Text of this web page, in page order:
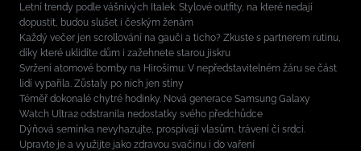
Letní trendy podle vášnivých Italek. Stylové outfity, na které nedají
dopustit, budou slušet i českým ženám
Každý večer jen scrollování na gauči a ticho? Zkuste s partnerem rutinu,
díky které uklidíte dům i zažehnete starou jiskru
Svržení atomové bomby na Hirošimu: V nepředstavitelném žáru se část
lidí vypařila. Zůstaly po nich jen stíny
Téměř dokonalé chytré hodinky. Nová generace Samsung Galaxy
Watch Ultra2 odstranila nedostatky svého předchůdce
Dýňová semínka nevyhazujte, prospívají vlasům, trávení či srdci.
Upravte je a využijte jako zdravou svačinu i do vaření